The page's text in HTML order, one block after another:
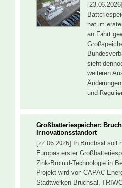
hat im
an Fahrt
sieht
weiteren
und
Großbatteriespeicher:
Innovationsstandort
[22.06.2026] In Bruchsal soll
Europas erster
Zink-Bromid-Technologie in
Projekt wird von CAPAC
Stadtwerken Bruchsal,